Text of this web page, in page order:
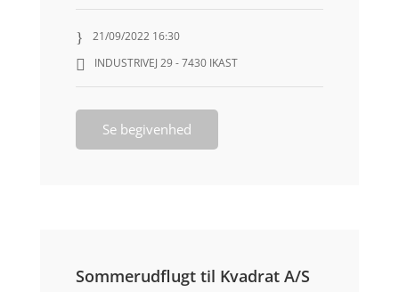
21/09/2022 16:30
INDUSTRIVEJ 29 - 7430 IKAST
Se begivenhed
Sommerudflugt til Kvadrat A/S